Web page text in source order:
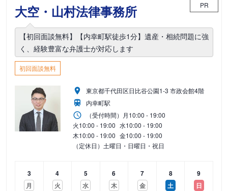
大空・山村法律事務所 PR
【初回面談無料】【内幸町駅徒歩1分】遺産・相続問題に強
く、経験豊富な弁護士が対応します
初回面談無料
東京都千代田区日比谷公園1-3 市政会館4階
内幸町駅
（受付時間） 月10:00 - 19:00
火10:00 - 19:00 水10:00 - 19:00
木10:00 - 19:00 金10:00 - 19:00
（定休日）土曜日・日曜日・祝日
3
月
4
火
5
水
6
木
7
金
8
土
9
日